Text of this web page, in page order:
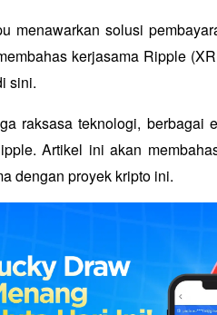
menawarkan solusi
kerjasama Ripple
sini.
raksasa teknologi, berbagai
Artikel ini akan
dengan proyek kripto ini.